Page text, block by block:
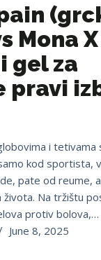
Mona X
gel za
pravi
i tetivama
kod sportista,
pate od reume,
života. Na tržištu
protiv bolova,…
June 8, 2025